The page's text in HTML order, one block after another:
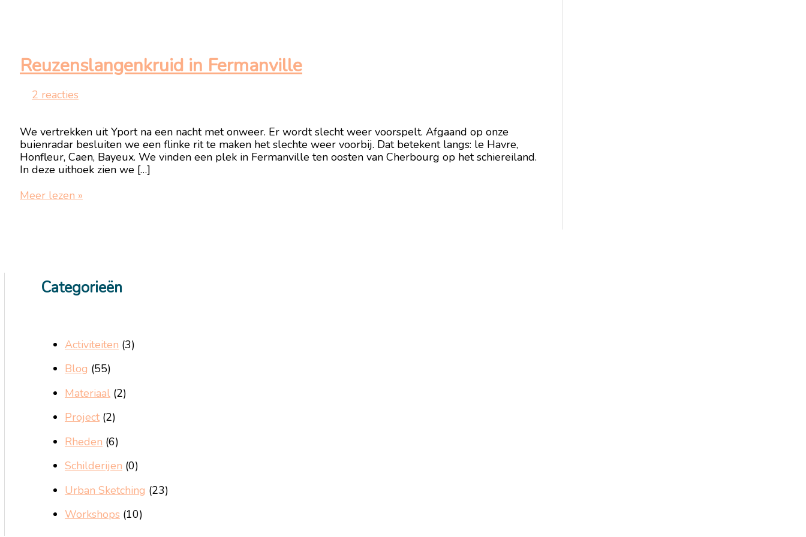
Reuzenslangenkruid in Fermanville
2 reacties
We vertrekken uit Yport na een nacht met onweer. Er wordt slecht weer voorspelt. Afgaand op onze
buienradar besluiten we een flinke rit te maken het slechte weer voorbij. Dat betekent langs: le Havre,
Honfleur, Caen, Bayeux. We vinden een plek in Fermanville ten oosten van Cherbourg op het schiereiland.
In deze uithoek zien we […]
Reuzenslangenkruid
Meer lezen »
Categorieën
Activiteiten (3)
Blog (55)
Materiaal (2)
Project(2)
Rheden (6)
Schilderijen (0)
Urban Sketching (23)
Workshops (10)